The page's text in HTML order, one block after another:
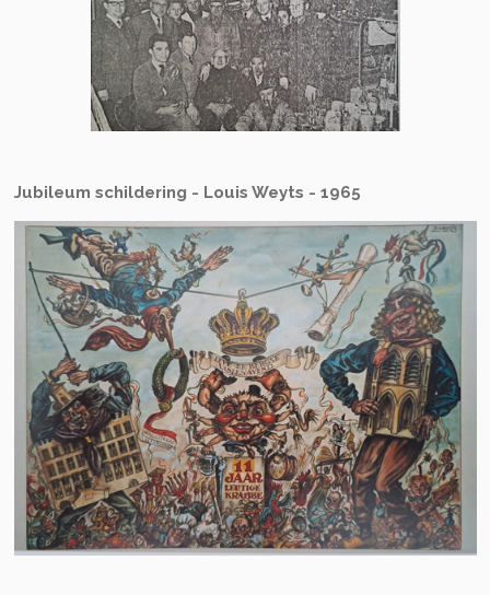
Jubileum schildering - Louis Weyts - 1965